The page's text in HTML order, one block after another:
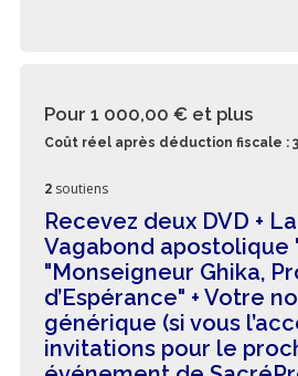
Pour 1 000,00 € et plus
Coût réel après déduction fiscale :
2 soutiens
Recevez deux DVD +
Vagabond apostolique
"Monseigneur Ghika,
d’Espérance" + Votre
générique (si vous
invitations pour le